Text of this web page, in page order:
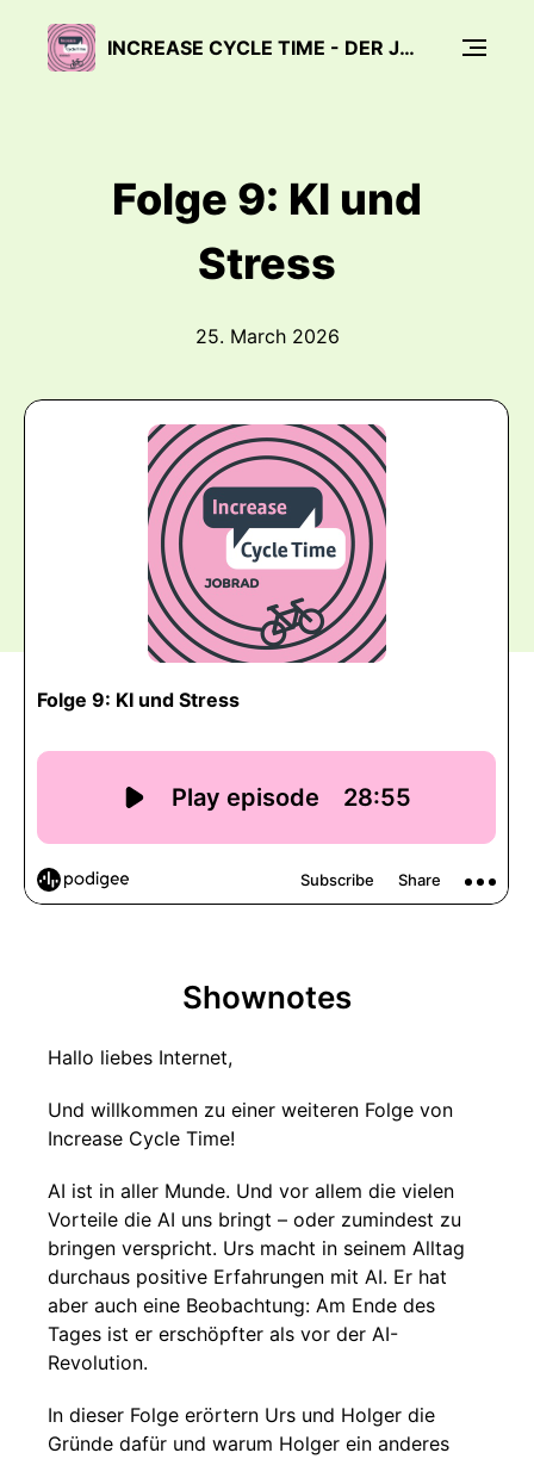
INCREASE CYCLE TIME - DER JOBRAD® DEVELOPMENT PODCAST
Folge 9: KI und
Stress
25. March 2026
Shownotes
Hallo liebes Internet,
Und willkommen zu einer weiteren Folge von
Increase Cycle Time!
AI ist in aller Munde. Und vor allem die vielen
Vorteile die AI uns bringt – oder zumindest zu
bringen verspricht. Urs macht in seinem Alltag
durchaus positive Erfahrungen mit AI. Er hat
aber auch eine Beobachtung: Am Ende des
Tages ist er erschöpfter als vor der AI-
Revolution.
In dieser Folge erörtern Urs und Holger die
Gründe dafür und warum Holger ein anderes